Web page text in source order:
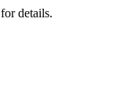
for details.